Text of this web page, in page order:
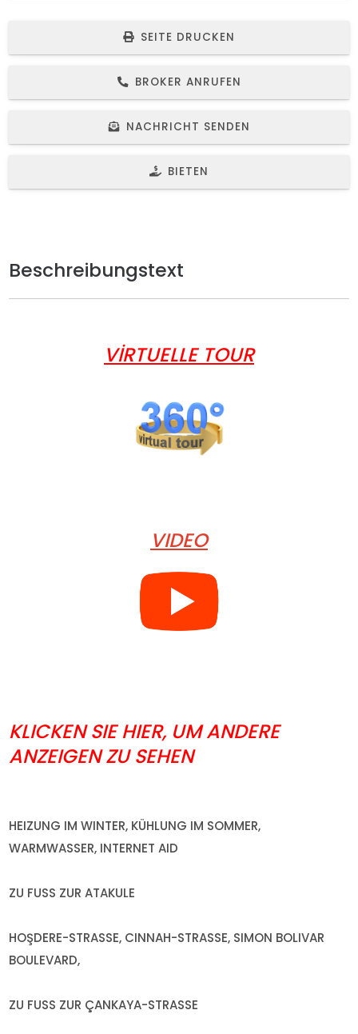
SEITE DRUCKEN
BROKER ANRUFEN
NACHRICHT SENDEN
BIETEN
Beschreibungstext
VİRTUELLE TOUR
VIDEO
KLICKEN SIE HIER, UM ANDERE
ANZEIGEN ZU SEHEN
HEIZUNG IM WINTER, KÜHLUNG IM SOMMER,
WARMWASSER, INTERNET AID
ZU FUSS ZUR ATAKULE
HOŞDERE-STRASSE, CINNAH-STRASSE, SIMON BOLIVAR
BOULEVARD,
ZU FUSS ZUR ÇANKAYA-STRASSE